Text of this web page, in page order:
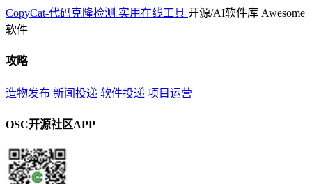
CopyCat-代码克隆检测 实用在线工具 开源/AI软件库 Awesome
软件
攻略
造物发布 新闻投递 软件投递 项目运营
OSC开源社区APP